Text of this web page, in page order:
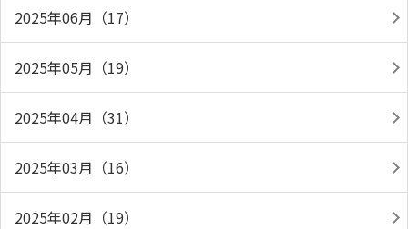
2025年06月（17）
2025年05月（19）
2025年04月（31）
2025年03月（16）
2025年02月（19）